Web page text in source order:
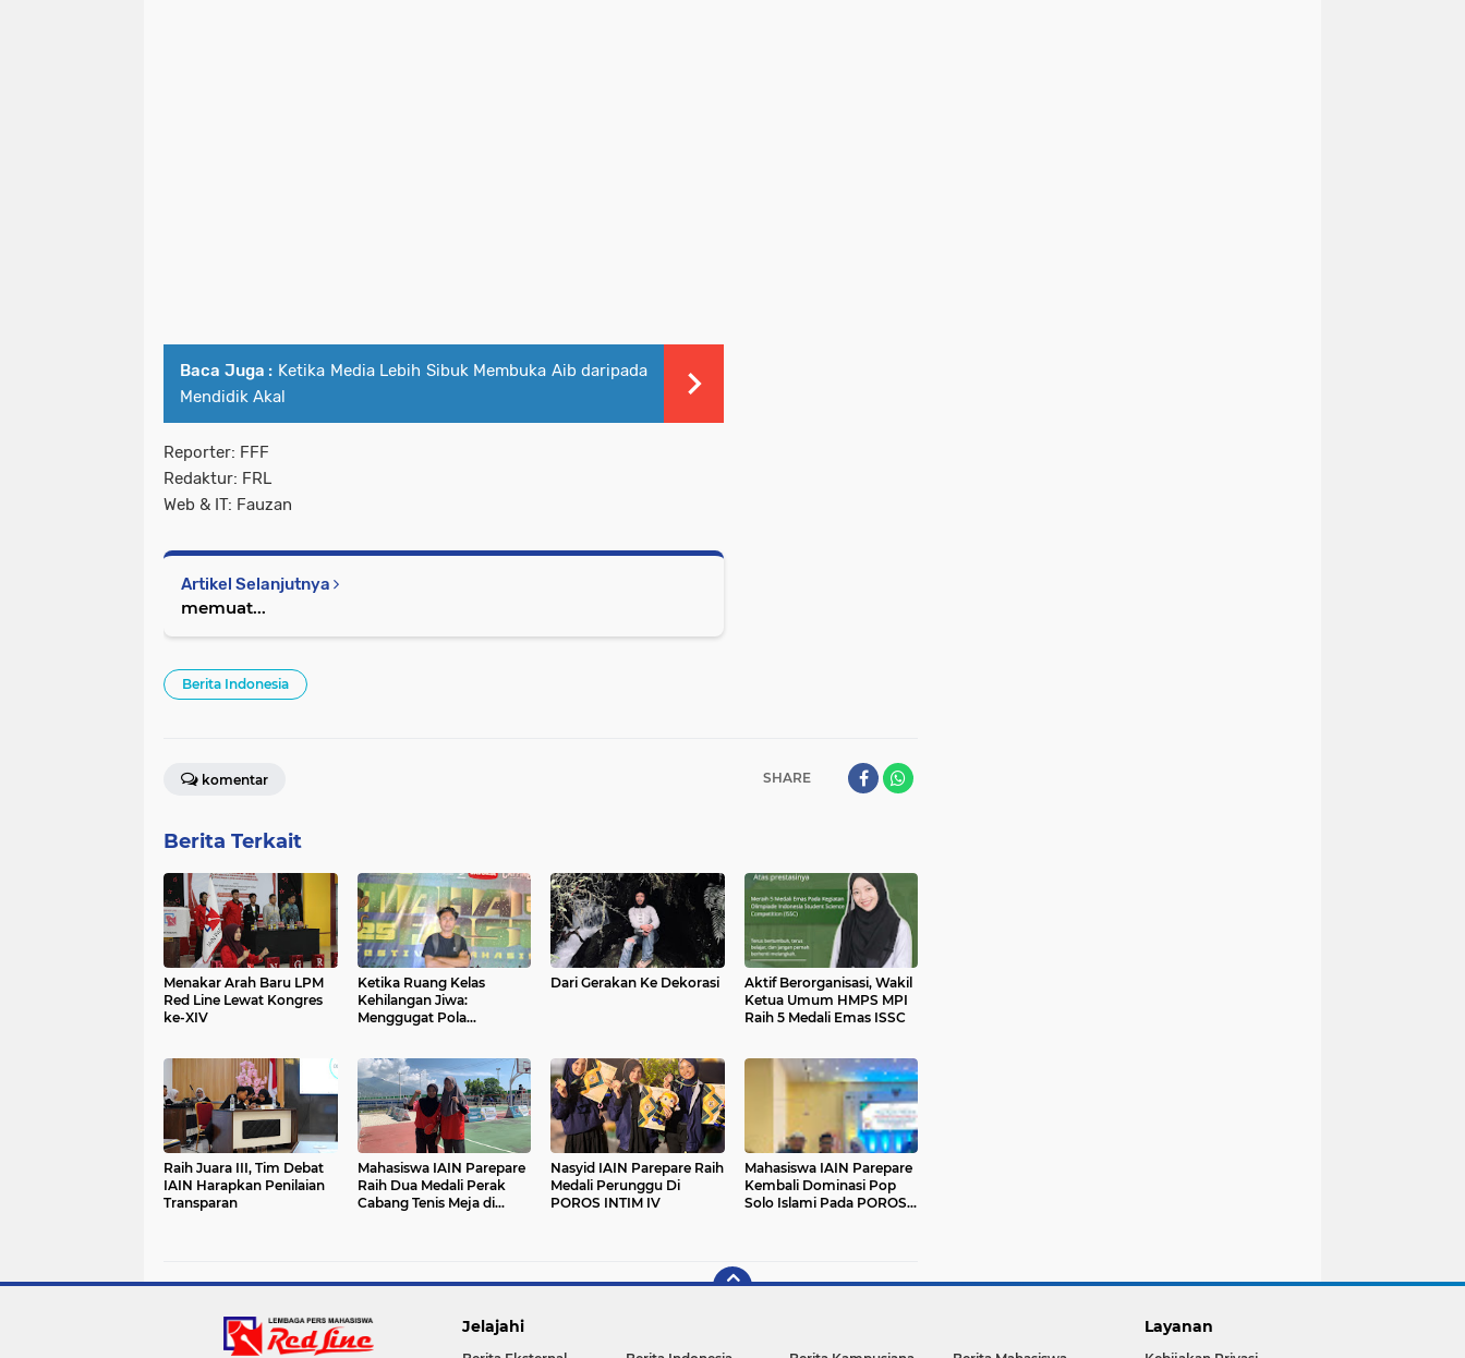
Baca Juga : Ketika Media Lebih Sibuk Membuka Aib daripada
Mendidik Akal
Reporter: FFF
Redaktur: FRL
Web & IT: Fauzan
Artikel Selanjutnya
memuat...
Berita Indonesia
SHARE
komentar
Berita Terkait
Menakar Arah Baru LPM
Red Line Lewat Kongres
ke-XIV
Ketika Ruang Kelas
Kehilangan Jiwa:
Menggugat Pola
Kemerdekaan Berpikir.
Dari Gerakan Ke Dekorasi
Aktif Berorganisasi, Wakil
Ketua Umum HMPS MPI
Raih 5 Medali Emas ISSC
Raih Juara III, Tim Debat
IAIN Harapkan Penilaian
Transparan
Mahasiswa IAIN Parepare
Raih Dua Medali Perak
Cabang Tenis Meja di
Nasyid IAIN Parepare Raih
Medali Perunggu Di
POROS INTIM IV
Mahasiswa IAIN Parepare
Kembali Dominasi Pop
Solo Islami Pada POROS
Jelajahi Layanan